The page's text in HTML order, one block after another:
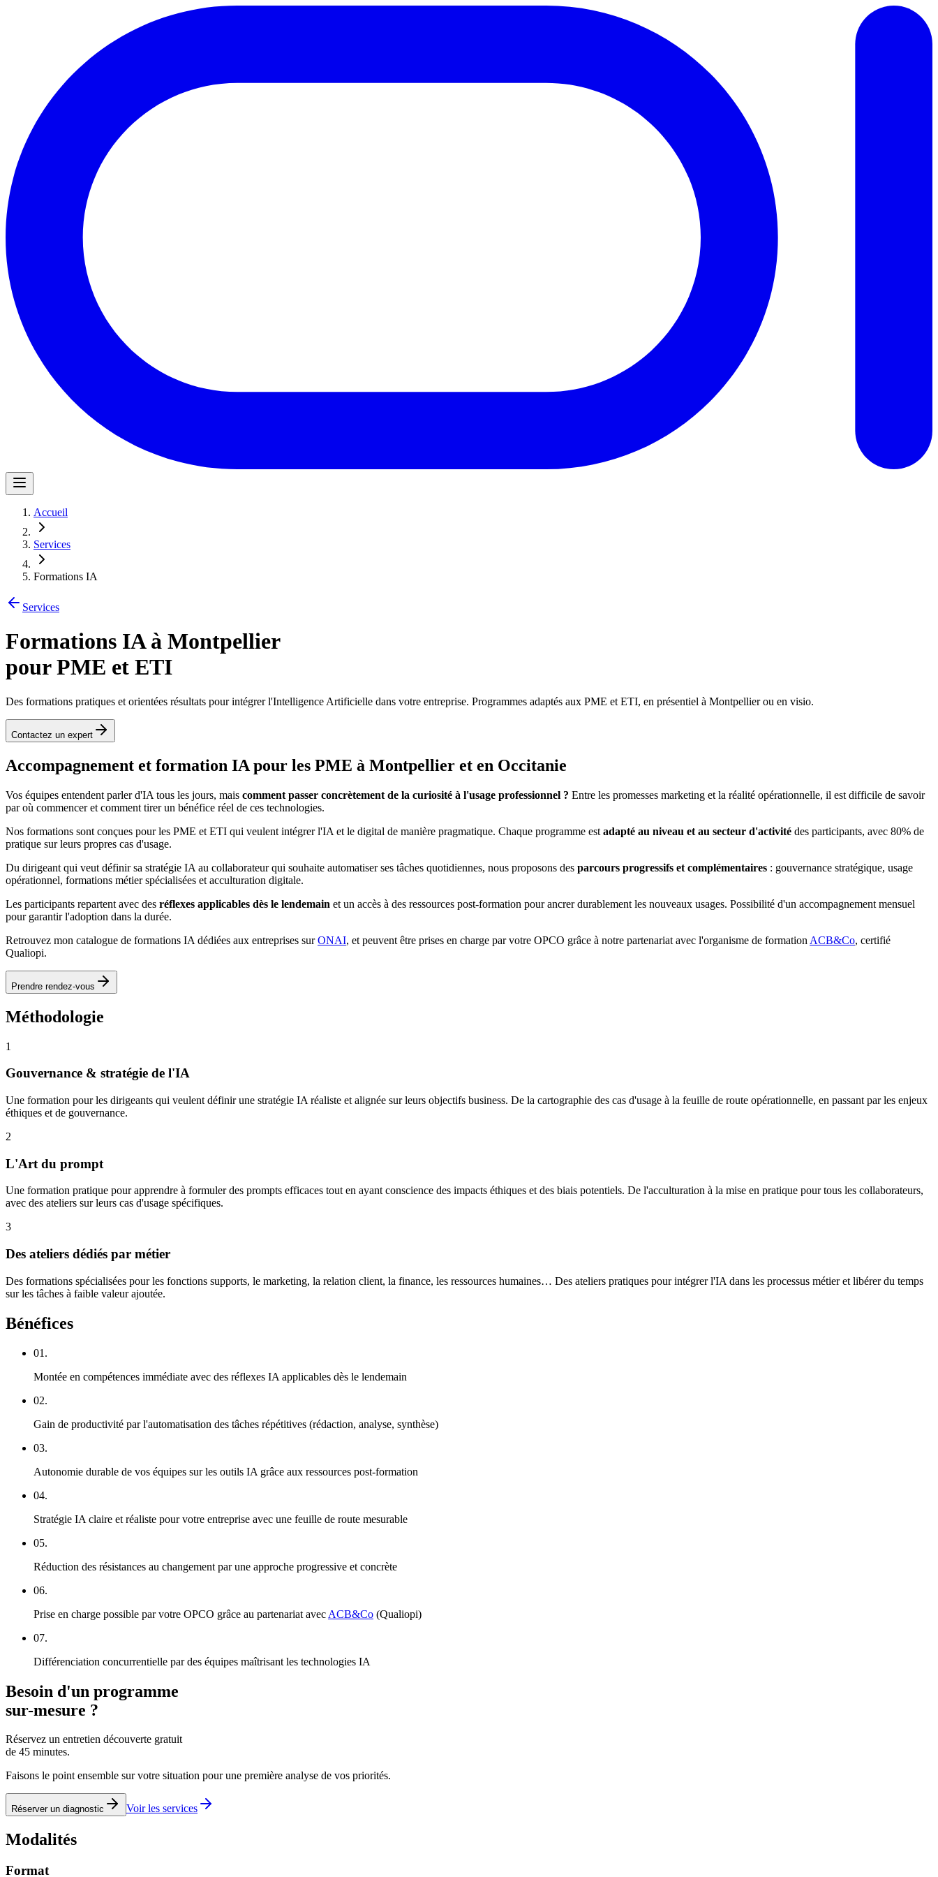
Accueil
Services
Formations IA
Services
Formations IA à Montpellier
pour PME et ETI
Des formations pratiques et orientées résultats pour intégrer l'Intelligence Artificielle dans votre entreprise. Programmes adaptés aux PME et ETI, en présentiel à Montpellier ou en visio.
Contactez un expert
Accompagnement et formation IA pour les PME à Montpellier et en Occitanie
Vos équipes entendent parler d'IA tous les jours, mais comment passer concrètement de la curiosité à l'usage professionnel ? Entre les promesses marketing et la réalité opérationnelle, il est difficile de savoir
par où commencer et comment tirer un bénéfice réel de ces technologies.
Nos formations sont conçues pour les PME et ETI qui veulent intégrer l'IA et le digital de manière pragmatique. Chaque programme est adapté au niveau et au secteur d'activité des participants, avec 80% de
pratique sur leurs propres cas d'usage.
Du dirigeant qui veut définir sa stratégie IA au collaborateur qui souhaite automatiser ses tâches quotidiennes, nous proposons des parcours progressifs et complémentaires : gouvernance stratégique, usage
opérationnel, formations métier spécialisées et acculturation digitale.
Les participants repartent avec des réflexes applicables dès le lendemain et un accès à des ressources post-formation pour ancrer durablement les nouveaux usages. Possibilité d'un accompagnement mensuel
pour garantir l'adoption dans la durée.
Retrouvez mon catalogue de formations IA dédiées aux entreprises surONAI, et peuvent être prises en charge par votre OPCO grâce à notre partenariat avec l'organisme de formation ACB&Co, certifié
Qualiopi.
Prendre rendez-vous
Méthodologie
1
Gouvernance & stratégie de l'IA
Une formation pour les dirigeants qui veulent définir une stratégie IA réaliste et alignée sur leurs objectifs business. De la cartographie des cas d'usage à la feuille de route opérationnelle, en passant par les enjeux
éthiques et de gouvernance.
2
L'Art du prompt
Une formation pratique pour apprendre à formuler des prompts efficaces tout en ayant conscience des impacts éthiques et des biais potentiels. De l'acculturation à la mise en pratique pour tous les collaborateurs,
avec des ateliers sur leurs cas d'usage spécifiques.
3
Des ateliers dédiés par métier
Des formations spécialisées pour les fonctions supports, le marketing, la relation client, la finance, les ressources humaines… Des ateliers pratiques pour intégrer l'IA dans les processus métier et libérer du temps
sur les tâches à faible valeur ajoutée.
Bénéfices
01.
Montée en compétences immédiate avec des réflexes IA applicables dès le lendemain
02.
Gain de productivité par l'automatisation des tâches répétitives (rédaction, analyse, synthèse)
03.
Autonomie durable de vos équipes sur les outils IA grâce aux ressources post-formation
04.
Stratégie IA claire et réaliste pour votre entreprise avec une feuille de route mesurable
05.
Réduction des résistances au changement par une approche progressive et concrète
06.
Prise en charge possible par votre OPCO grâce au partenariat avec ACB&Co (Qualiopi)
07.
Différenciation concurrentielle par des équipes maîtrisant les technologies IA
Besoin d'un programme
sur-mesure ?
Réservez un entretien découverte gratuit
de 45 minutes.
Faisons le point ensemble sur votre situation pour une première analyse de vos priorités.
Réserver un diagnostic Voir les services
Modalités
Format